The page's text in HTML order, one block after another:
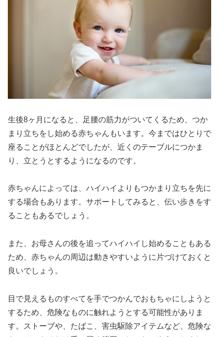
生後8ヶ月になると、足腰の筋力がついてくるため、つか
まり立ちをし始める赤ちゃんもいます。今まではひとりで
座ることがほとんどでしたが、近くのテーブルにつかま
り、立とうとするようになるのです。
赤ちゃんによっては、ハイハイよりもつかまり立ちを先に
する場合もあります。サポートしてみると、伝い歩きをす
ることもあるでしょう。
また、お母さんの後を追ってハイハイし始めることもある
ため、赤ちゃんの周辺は動きやすいように片づけておくと
良いでしょう。
目で見えるものすべてを手でつかんでおもちゃにしようと
するため、危険なものに触れようとする可能性がありま
す。ストーブや、たばこ、害虫駆除アイテムなど、危険な